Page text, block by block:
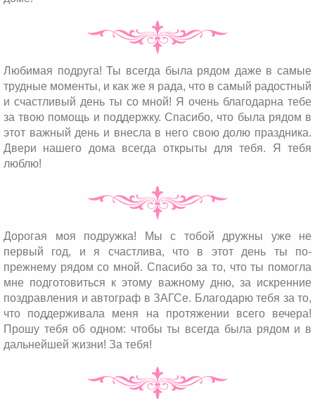
Любимая подруга! Ты всегда была рядом даже в самые
трудные моменты, и как же я рада, что в самый радостный
и счастливый день ты со мной! Я очень благодарна тебе
за твою помощь и поддержку. Спасибо, что была рядом в
этот важный день и внесла в него свою долю праздника.
Двери нашего дома всегда открыты для тебя. Я тебя
люблю!
Дорогая моя подружка! Мы с тобой дружны уже не
первый год, и я счастлива, что в этот день ты по-
прежнему рядом со мной. Спасибо за то, что ты помогла
мне подготовиться к этому важному дню, за искренние
поздравления и автограф в ЗАГСе. Благодарю тебя за то,
что поддерживала меня на протяжении всего вечера!
Прошу тебя об одном: чтобы ты всегда была рядом и в
дальнейшей жизни! За тебя!